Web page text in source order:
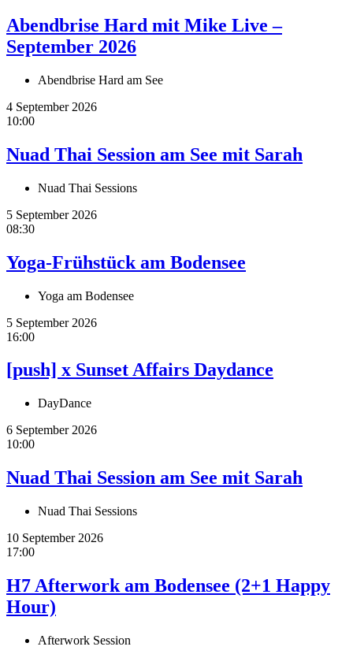
Abendbrise Hard mit Mike Live –
September 2026
Abendbrise Hard am See
4 September 2026
10:00
Nuad Thai Session am See mit Sarah
Nuad Thai Sessions
5 September 2026
08:30
Yoga-Frühstück am Bodensee
Yoga am Bodensee
5 September 2026
16:00
[push] x Sunset Affairs Daydance
DayDance
6 September 2026
10:00
Nuad Thai Session am See mit Sarah
Nuad Thai Sessions
10 September 2026
17:00
H7 Afterwork am Bodensee (2+1 Happy
Hour)
Afterwork Session